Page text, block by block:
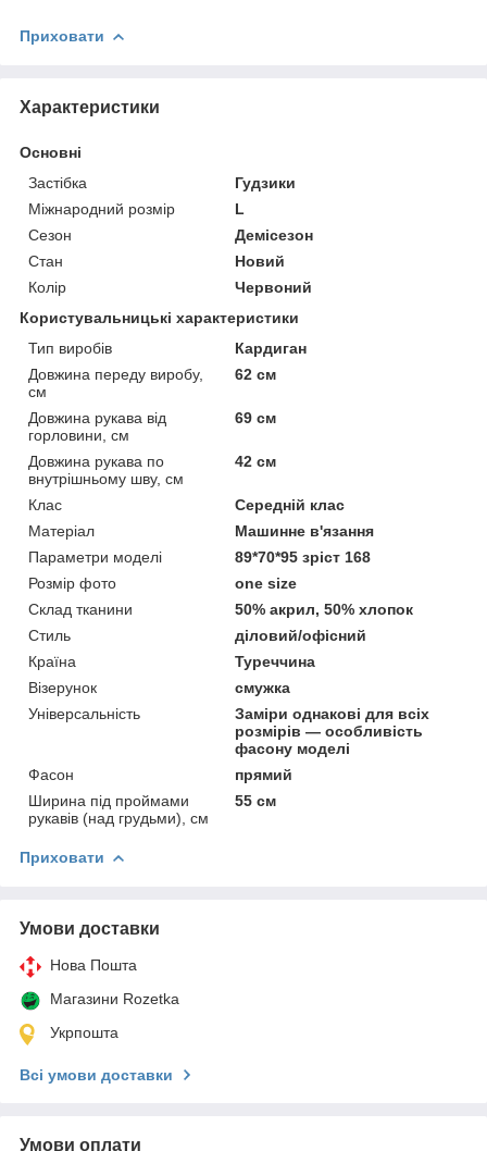
Приховати
Характеристики
Основні
Застібка
Гудзики
Міжнародний розмір
L
Сезон
Демісезон
Стан
Новий
Колір
Червоний
Користувальницькі характеристики
Тип виробів
Кардиган
Довжина переду виробу,
см
62 см
Довжина рукава від
горловини, см
69 см
Довжина рукава по
внутрішньому шву, см
42 см
Клас
Середній клас
Матеріал
Машинне в'язання
Параметри моделі
89*70*95 зріст 168
Розмір фото
one size
Склад тканини
50% акрил, 50% хлопок
Стиль
діловий/офісний
Країна
Туреччина
Візерунок
смужка
Універсальність
Заміри однакові для всіх
розмірів — особливість
фасону моделі
Фасон
прямий
Ширина під проймами
рукавів (над грудьми), см
55 см
Приховати
Умови доставки
Нова Пошта
Магазини Rozetka
Укрпошта
Всі умови доставки
Умови оплати